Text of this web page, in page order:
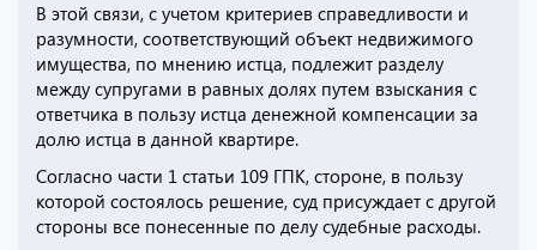
В этой связи, с учетом критериев справедливости и
разумности, соответствующий объект недвижимого
имущества, по мнению истца, подлежит разделу
между супругами в равных долях путем взыскания с
ответчика в пользу истца денежной компенсации за
долю истца в данной квартире.
Согласно части 1 статьи 109 ГПК, стороне, в пользу
которой состоялось решение, суд присуждает с другой
стороны все понесенные по делу судебные расходы.